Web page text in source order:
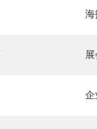
海
企